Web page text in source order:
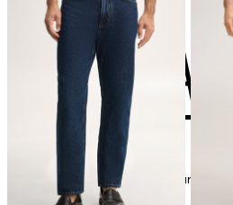
Bügeln bei geringer Temperatur